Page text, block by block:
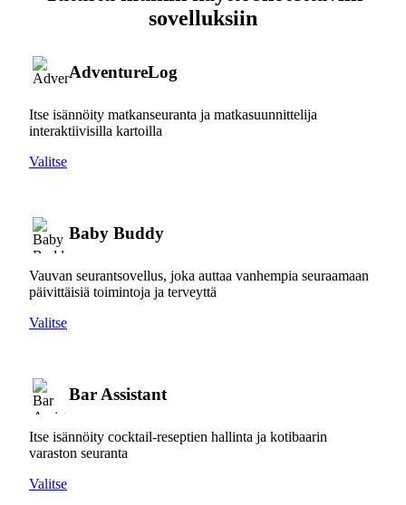
sovelluksiin
AdventureLog
Itse isännöity matkanseuranta ja matkasuunnittelija
interaktiivisilla kartoilla
Valitse
Baby Buddy
Vauvan seurantsovellus, joka auttaa vanhempia seuraamaan
päivittäisiä toimintoja ja terveyttä
Valitse
Bar Assistant
Itse isännöity cocktail-reseptien hallinta ja kotibaarin
varaston seuranta
Valitse